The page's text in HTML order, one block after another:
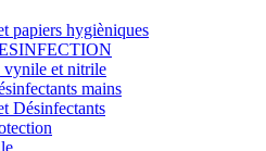
papiers hygièniques
vynile et nitrile
mains
Désinfectants